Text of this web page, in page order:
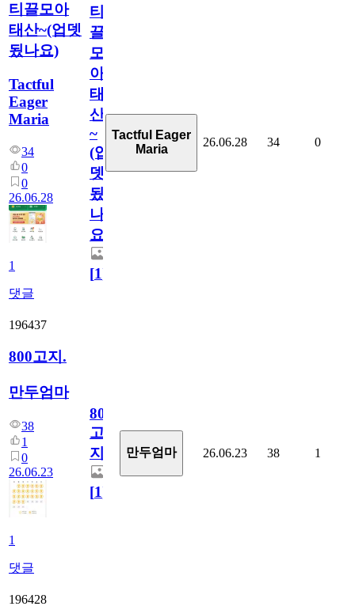
티끌모아
태산~(업뎃
됬나요)
Tactful
Eager
Maria
34
0
0
26.06.28
1
댓글
티
끌
모
아
태
산
~
(업
뎃
됬
나
요)
[1]
Tactful Eager
Maria
26.06.28 34 0
196437
800고지.
만두엄마
38
1
0
26.06.23
1
댓글
800
고
지.
[1]
만두엄마 26.06.23 38 1
196428